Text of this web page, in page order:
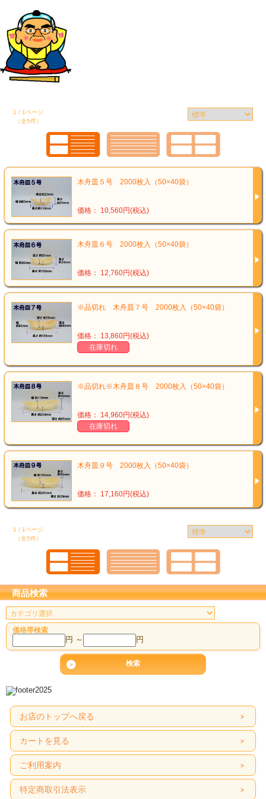
1 / 1ページ
（全5件）
木舟皿５号 2000枚入（50×40袋）
価格： 10,560円(税込)
木舟皿６号 2000枚入（50×40袋）
価格： 12,760円(税込)
※品切れ 木舟皿７号 2000枚入（50×40袋）
価格： 13,860円(税込)
在庫切れ
※品切れ※木舟皿８号 2000枚入（50×40袋）
価格： 14,960円(税込)
在庫切れ
木舟皿９号 2000枚入（50×40袋）
価格： 17,160円(税込)
1 / 1ページ
（全5件）
商品検索
価格帯検索
円 ～ 円
お店のトップへ戻る
カートを見る
ご利用案内
特定商取引法表示